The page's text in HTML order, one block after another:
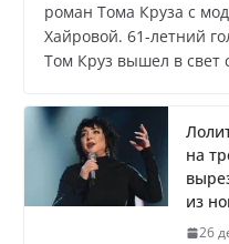
Названы
Что заявил
роман Тома Круза с
Хайровой. 61-летний
Том Круз вышел в свет
на
из
26